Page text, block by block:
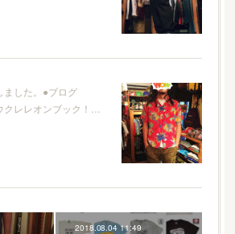
ました。●ブログ
クレレオンブック！…
2018.08.04 11:49